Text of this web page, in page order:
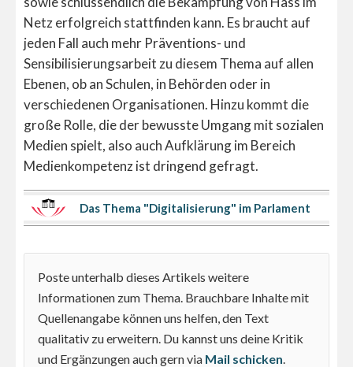
Netz erfolgreich stattfinden kann. Es braucht auf
jeden Fall auch mehr Präventions- und
Sensibilisierungsarbeit zu diesem Thema auf allen
Ebenen, ob an Schulen, in Behörden oder in
verschiedenen Organisationen. Hinzu kommt die
große Rolle, die der bewusste Umgang mit sozialen
Medien spielt, also auch Aufklärung im Bereich
Medienkompetenz ist dringend gefragt.
Das Thema "Digitalisierung" im Parlament
Poste unterhalb dieses Artikels weitere
Informationen zum Thema. Brauchbare Inhalte mit
Quellenangabe können uns helfen, den Text
qualitativ zu erweitern. Du kannst uns deine Kritik
und Ergänzungen auch gern via Mail schicken